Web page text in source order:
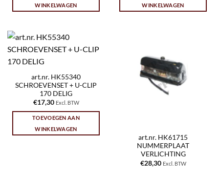
WINKELWAGEN
WINKELWAGEN
art.nr. HK55340
SCHROEVENSET + U-CLIP
170 DELIG
€17,30 Excl. BTW
TOEVOEGEN AAN
WINKELWAGEN
art.nr. HK61715
NUMMERPLAAT
VERLICHTING
€28,30 Excl. BTW